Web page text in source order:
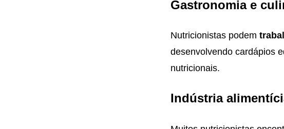
Gastronomia e
Nutricionistas podem
desenvolvendo cardápios
nutricionais.
Indústria